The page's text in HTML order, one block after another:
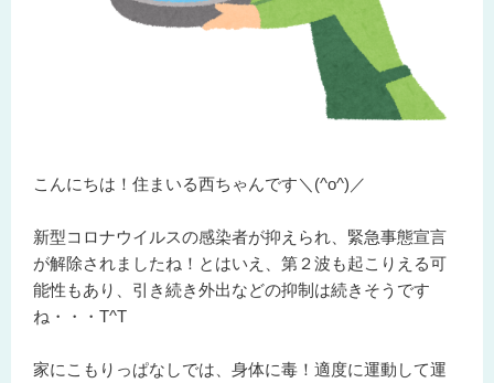
こんにちは！住まいる西ちゃんです＼(^o^)／
新型コロナウイルスの感染者が抑えられ、緊急事態宣言
が解除されましたね！とはいえ、第２波も起こりえる可
能性もあり、引き続き外出などの抑制は続きそうです
ね・・・T^T
家にこもりっぱなしでは、身体に毒！適度に運動して運